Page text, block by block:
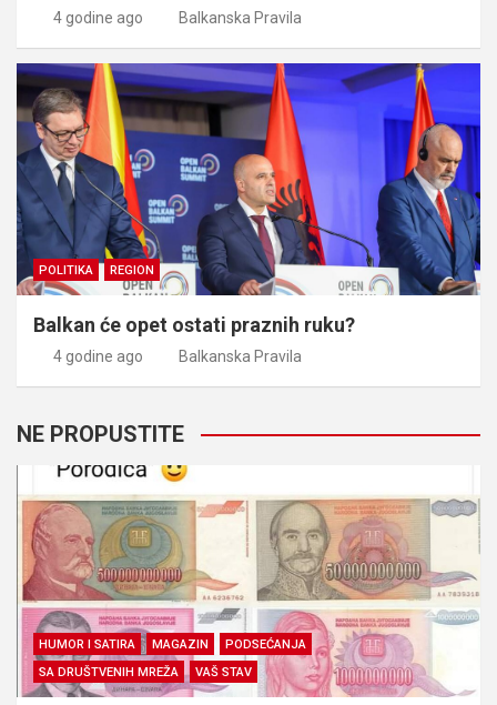
4 godine ago Balkanska Pravila
POLITIKA REGION
Balkan će opet ostati praznih ruku?
4 godine ago Balkanska Pravila
NE PROPUSTITE
HUMOR I SATIRA MAGAZIN
PODSEĆANJA
SA DRUŠTVENIH MREŽA
VAŠ STAV